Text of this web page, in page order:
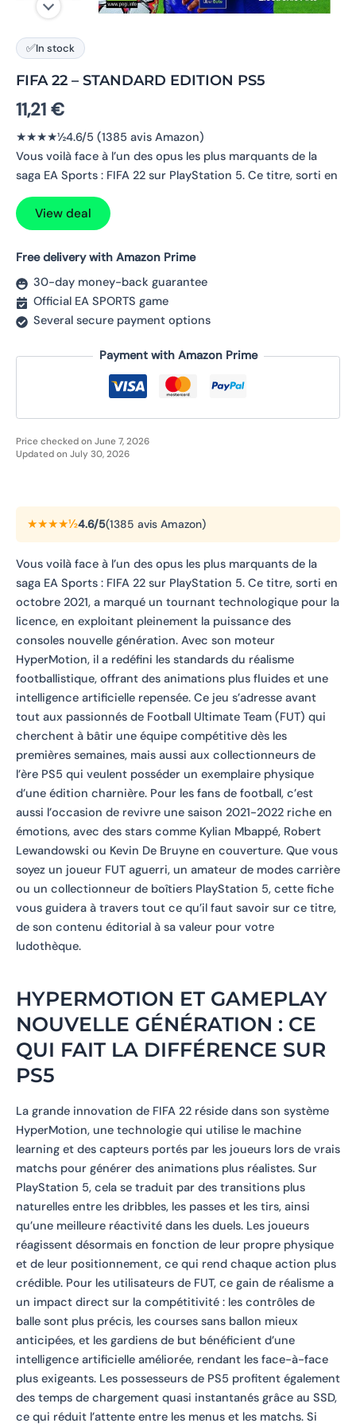
✅In stock
FIFA 22 – STANDARD EDITION PS5
11,21 €
★★★★½4.6/5 (1385 avis Amazon)
Vous voilà face à l’un des opus les plus marquants de la
saga EA Sports : FIFA 22 sur PlayStation 5. Ce titre, sorti en
View deal
Free delivery with Amazon Prime
30-day money-back guarantee
Official EA SPORTS game
Several secure payment options
Payment with Amazon Prime
Price checked on June 7, 2026
Updated on July 30, 2026
★★★★½4.6/5(1385 avis Amazon)
Vous voilà face à l’un des opus les plus marquants de la
saga EA Sports : FIFA 22 sur PlayStation 5. Ce titre, sorti en
octobre 2021, a marqué un tournant technologique pour la
licence, en exploitant pleinement la puissance des
consoles nouvelle génération. Avec son moteur
HyperMotion, il a redéfini les standards du réalisme
footballistique, offrant des animations plus fluides et une
intelligence artificielle repensée. Ce jeu s’adresse avant
tout aux passionnés de Football Ultimate Team (FUT) qui
cherchent à bâtir une équipe compétitive dès les
premières semaines, mais aussi aux collectionneurs de
l’ère PS5 qui veulent posséder un exemplaire physique
d’une édition charnière. Pour les fans de football, c’est
aussi l’occasion de revivre une saison 2021-2022 riche en
émotions, avec des stars comme Kylian Mbappé, Robert
Lewandowski ou Kevin De Bruyne en couverture. Que vous
soyez un joueur FUT aguerri, un amateur de modes carrière
ou un collectionneur de boîtiers PlayStation 5, cette fiche
vous guidera à travers tout ce qu’il faut savoir sur ce titre,
de son contenu éditorial à sa valeur pour votre
ludothèque.
HYPERMOTION ET GAMEPLAY
NOUVELLE GÉNÉRATION : CE
QUI FAIT LA DIFFÉRENCE SUR
PS5
La grande innovation de FIFA 22 réside dans son système
HyperMotion, une technologie qui utilise le machine
learning et des capteurs portés par les joueurs lors de vrais
matchs pour générer des animations plus réalistes. Sur
PlayStation 5, cela se traduit par des transitions plus
naturelles entre les dribbles, les passes et les tirs, ainsi
qu’une meilleure réactivité dans les duels. Les joueurs
réagissent désormais en fonction de leur propre physique
et de leur positionnement, ce qui rend chaque action plus
crédible. Pour les utilisateurs de FUT, ce gain de réalisme a
un impact direct sur la compétitivité : les contrôles de
balle sont plus précis, les courses sans ballon mieux
anticipées, et les gardiens de but bénéficient d’une
intelligence artificielle améliorée, rendant les face-à-face
plus exigeants. Les possesseurs de PS5 profitent également
des temps de chargement quasi instantanés grâce au SSD,
ce qui réduit l’attente entre les menus et les matchs. Si